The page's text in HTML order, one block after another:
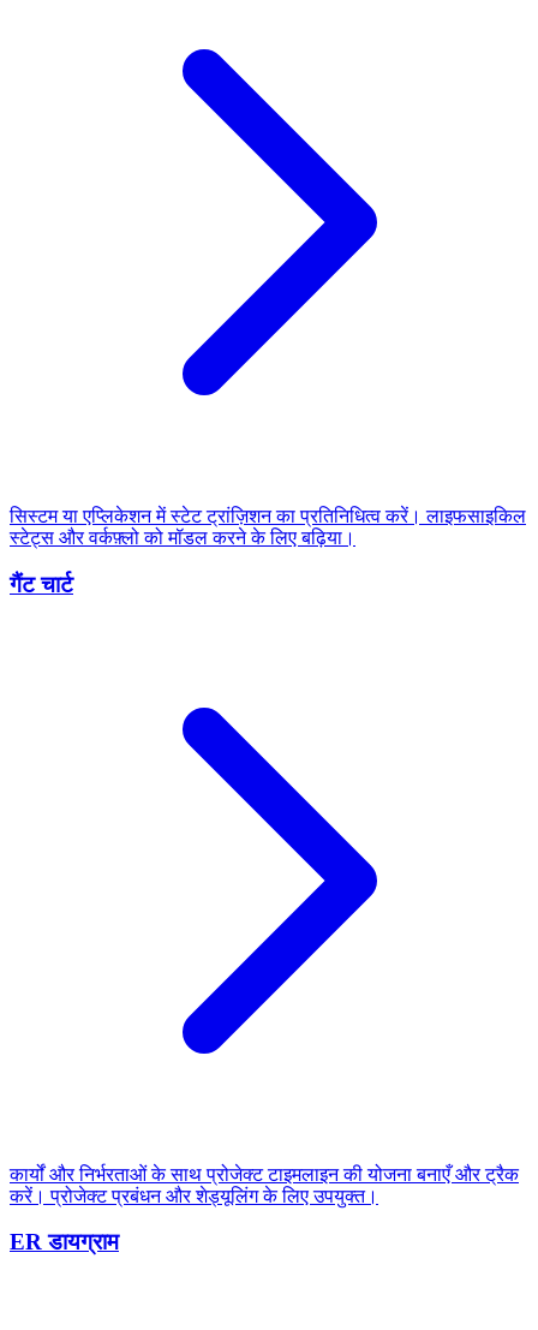
सिस्टम या एप्लिकेशन में स्टेट ट्रांज़िशन का प्रतिनिधित्व करें। लाइफसाइकिल
स्टेट्स और वर्कफ़्लो को मॉडल करने के लिए बढ़िया।
गैंट चार्ट
कार्यों और निर्भरताओं के साथ प्रोजेक्ट टाइमलाइन की योजना बनाएँ और ट्रैक
करें। प्रोजेक्ट प्रबंधन और शेड्यूलिंग के लिए उपयुक्त।
ER डायग्राम